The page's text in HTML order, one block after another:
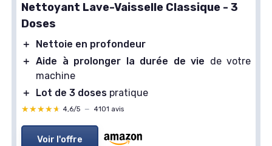
Nettoyant Lave-Vaisselle Classique - 3
Doses
＋
Nettoie en profondeur
＋ Aide à prolonger la durée de vie de votre
machine
＋
Lot de 3 doses pratique
★★★★★
★★★★★ 4,6/5 — 4101 avis
Voir l'offre